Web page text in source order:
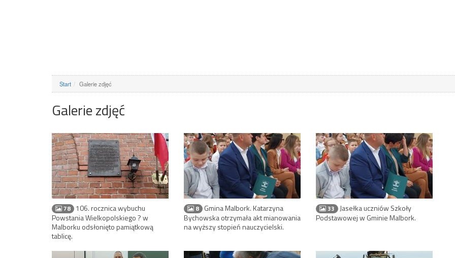
Start Galerie zdjęć
Galerie zdjęć
78 106. rocznica wybuchu
Powstania Wielkopolskiego ? w
Malborku odsłonięto pamiątkową
tablicę.
8 Gmina Malbork. Katarzyna
Bychowska otrzymała akt mianowania
na wyższy stopień nauczycielski.
33 Jasełka uczniów Szkoły
Podstawowej w Gminie Malbork.